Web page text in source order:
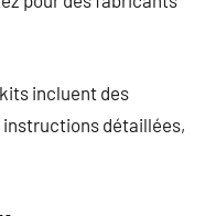
incluent des
détaillées,